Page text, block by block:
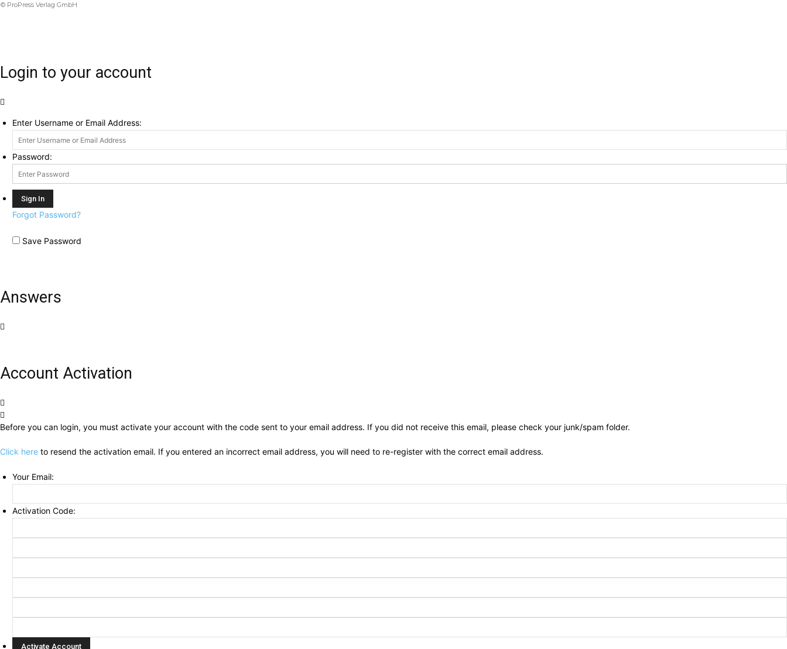
© ProPress Verlag GmbH
Login to your account
Enter Username or Email Address:
Password:
Forgot Password?
Save Password
Answers
Account Activation
Before you can login, you must activate your account with the code sent to your email address. If you did not receive this email, please check your junk/spam folder.
Click here to resend the activation email. If you entered an incorrect email address, you will need to re-register with the correct email address.
Your Email:
Activation Code: